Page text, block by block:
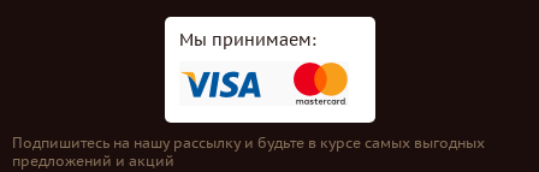
Мы принимаем:
Подпишитесь на нашу рассылку и будьте в курсе самых выгодных
предложений и акций